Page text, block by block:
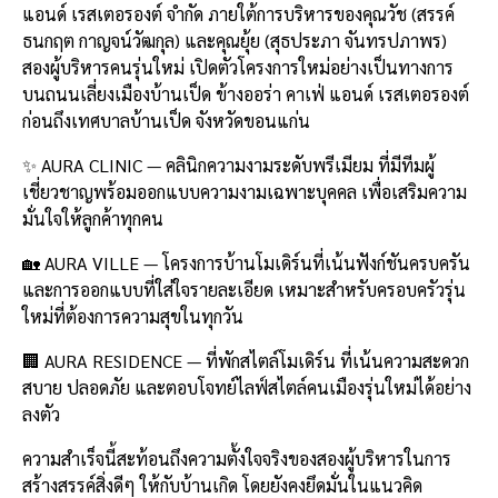
แอนด์ เรสเตอรองต์ จำกัด ภายใต้การบริหารของคุณวัช (สรรค์
ธนกฤต กาญจน์วัฒกุล) และคุณยุ้ย (สุธประภา จันทรปภาพร)
สองผู้บริหารคนรุ่นใหม่ เปิดตัวโครงการใหม่อย่างเป็นทางการ
บนถนนเลี่ยงเมืองบ้านเป็ด ข้างออร่า คาเฟ่ แอนด์ เรสเตอรองต์
ก่อนถึงเทศบาลบ้านเป็ด จังหวัดขอนแก่น
✨ AURA CLINIC — คลินิกความงามระดับพรีเมียม ที่มีทีมผู้
เชี่ยวชาญพร้อมออกแบบความงามเฉพาะบุคคล เพื่อเสริมความ
มั่นใจให้ลูกค้าทุกคน
🏡 AURA VILLE — โครงการบ้านโมเดิร์นที่เน้นฟังก์ชันครบครัน
และการออกแบบที่ใส่ใจรายละเอียด เหมาะสำหรับครอบครัวรุ่น
ใหม่ที่ต้องการความสุขในทุกวัน
🏢 AURA RESIDENCE — ที่พักสไตล์โมเดิร์น ที่เน้นความสะดวก
สบาย ปลอดภัย และตอบโจทย์ไลฟ์สไตล์คนเมืองรุ่นใหม่ได้อย่าง
ลงตัว
ความสำเร็จนี้สะท้อนถึงความตั้งใจจริงของสองผู้บริหารในการ
สร้างสรรค์สิ่งดีๆ ให้กับบ้านเกิด โดยยังคงยึดมั่นในแนวคิด